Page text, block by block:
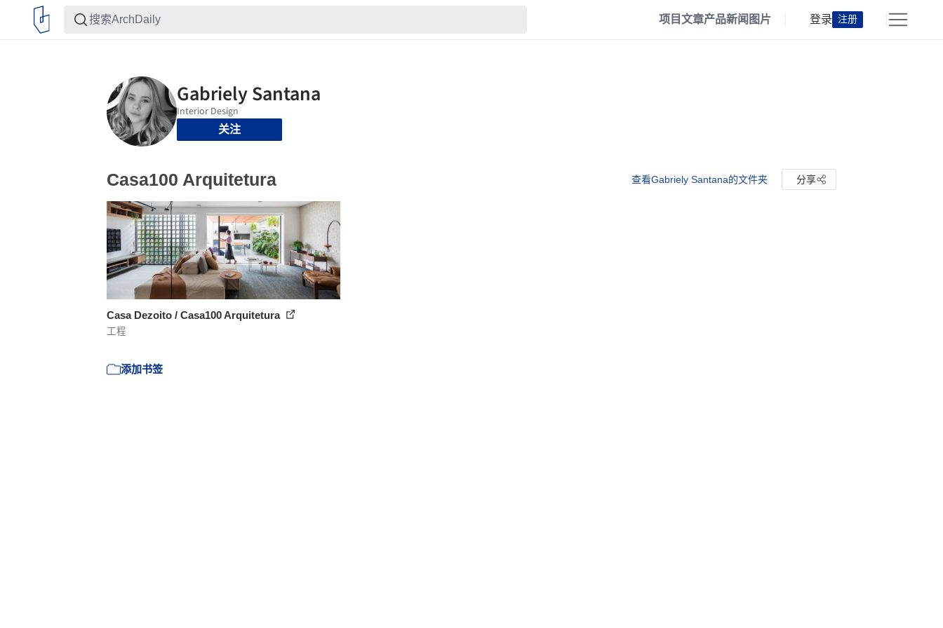
项目文章产品新闻 图片 登录 注册
关注
Casa100 Arquitetura 查看Gabriely Santana的文件夹 分享
Casa Dezoito / Casa100 Arquitetura
工程
添加书签